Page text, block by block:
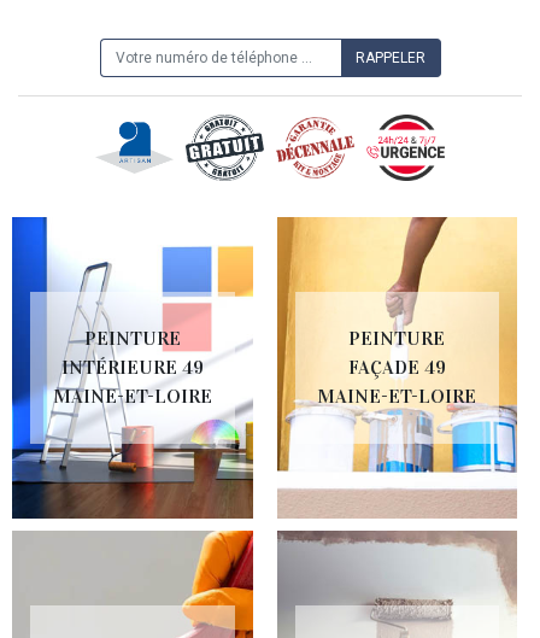
PEINTURE
INTÉRIEURE 49
MAINE-ET-LOIRE
PEINTURE
FAÇADE 49
MAINE-ET-LOIRE